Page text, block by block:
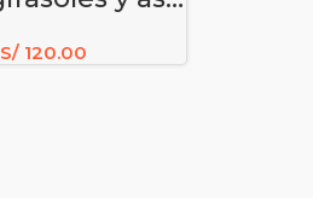
S/120.00